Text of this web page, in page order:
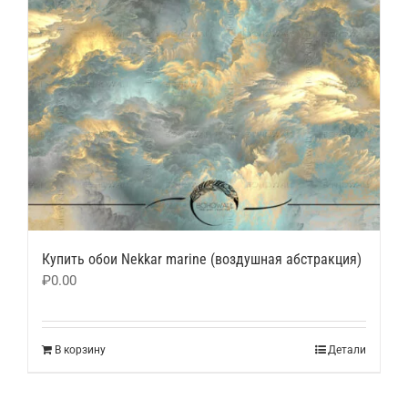
Купить обои Nekkar marine (воздушная абстракция)
₽0.00
В корзину Детали